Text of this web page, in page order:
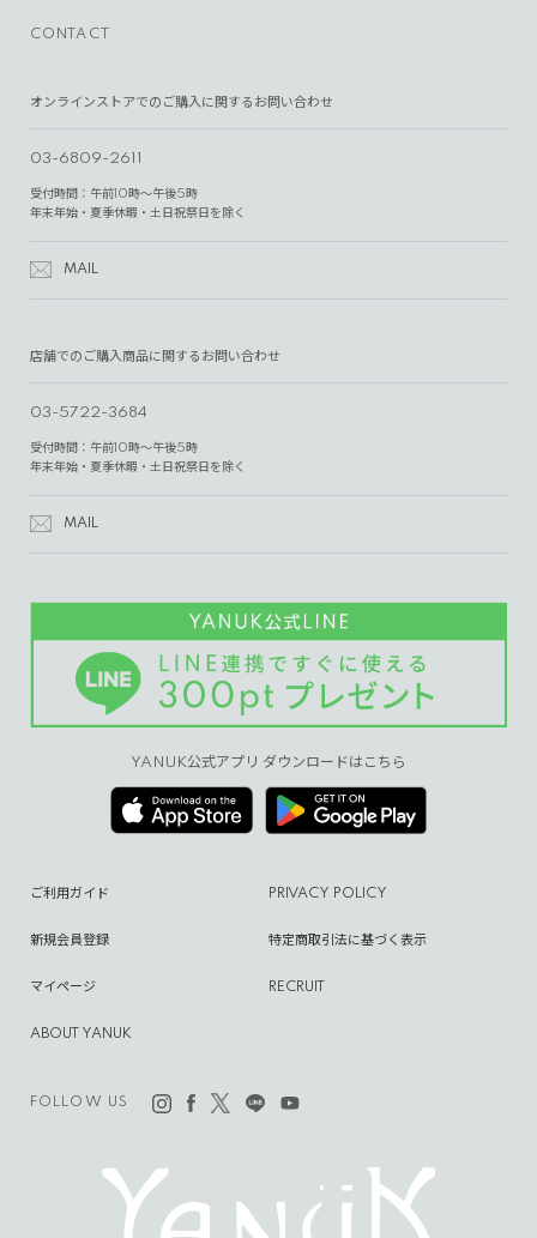
CONTACT
オンラインストアでのご購入に関するお問い合わせ
03-6809-2611
受付時間：午前10時～午後5時
年末年始・夏季休暇・土日祝祭日を除く
MAIL
店舗でのご購入商品に関するお問い合わせ
03-5722-3684
受付時間：午前10時～午後5時
年末年始・夏季休暇・土日祝祭日を除く
MAIL
YANUK公式アプリ ダウンロードはこちら
FOLLOW US
ご利用ガイド PRIVACY POLICY
新規会員登録 特定商取引法に基づく表示
マイページ RECRUIT
ABOUT YANUK